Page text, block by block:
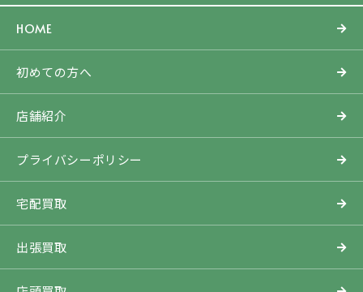
HOME
初めての方へ
店舗紹介
プライバシーポリシー
宅配買取
出張買取